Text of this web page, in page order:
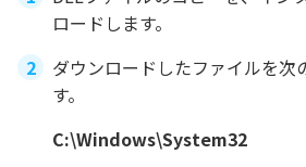
ロードします。
ダウンロードしたファイルを次
す。
C:\Windows\System32